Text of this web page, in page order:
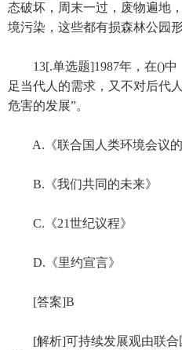
态破坏，周末一过，废物遍地
境污染，这些都有损森林公园形
13[.单选题]1987年，在()中
足当代人的需求，又不对后代
危害的发展”。
A.《联合国人类环境会议的
B.《我们共同的未来》
C.《21世纪议程》
D.《里约宣言》
[答案]B
[解析]可持续发展观由联合